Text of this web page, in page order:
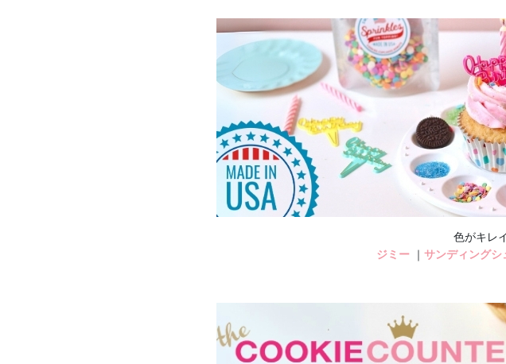
色がキレ
ジミー ｜ サンディングシ